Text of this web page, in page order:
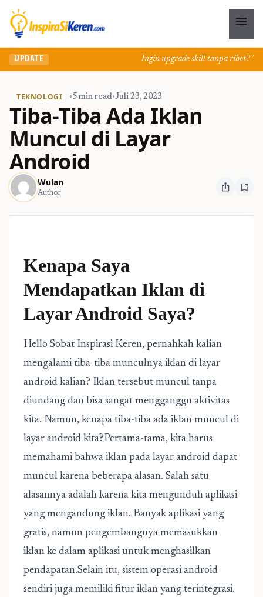
menu
UPDATE Ingin upgrade skill tanpa ribet?
TEKNOLOGI •5 min read•Juli 23, 2023
Tiba-Tiba Ada Iklan
Muncul di Layar
Android
Wulan
Author ios_share bookmark_add
Kenapa Saya
Mendapatkan Iklan di
Layar Android Saya?
Hello Sobat Inspirasi Keren, pernahkah kalian
mengalami tiba-tiba munculnya iklan di layar
android kalian? Iklan tersebut muncul tanpa
diundang dan bisa sangat mengganggu aktivitas
kita. Namun, kenapa tiba-tiba ada iklan muncul di
layar android kita?Pertama-tama, kita harus
memahami bahwa iklan pada layar android dapat
muncul karena beberapa alasan. Salah satu
alasannya adalah karena kita mengunduh aplikasi
yang mengandung iklan. Banyak aplikasi yang
gratis, namun pengembangnya memasukkan
iklan ke dalam aplikasi untuk menghasilkan
pendapatan.Selain itu, sistem operasi android
sendiri juga memiliki fitur iklan yang terintegrasi.